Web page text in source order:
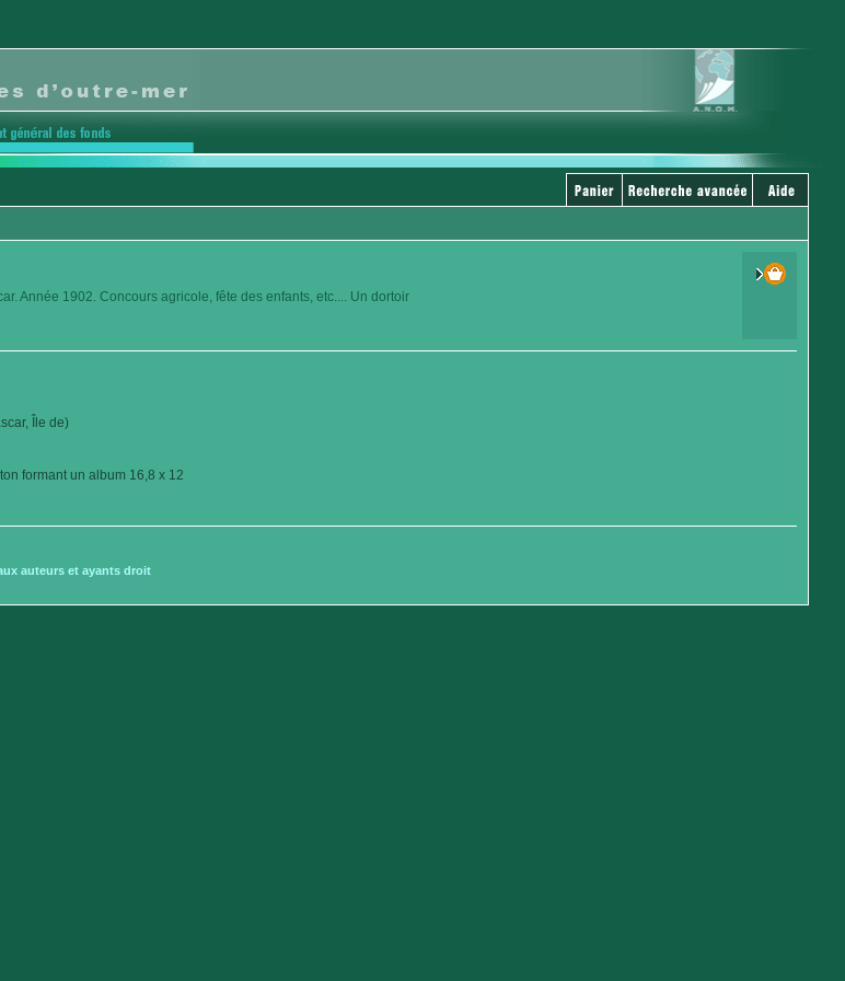
Année 1902. Concours agricole, fête des enfants, etc.... Un dortoir
Île de)
formant un album 16,8 x 12
auteurs et ayants droit